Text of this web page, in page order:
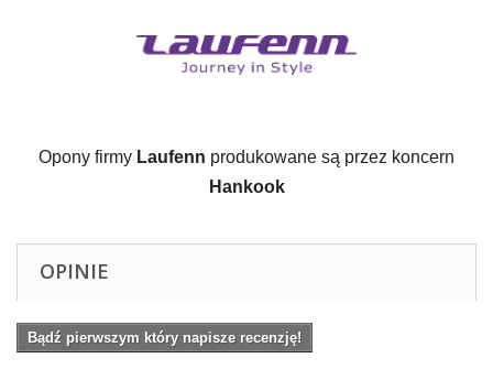
Opony firmy Laufenn
Hankook
OPINIE
Bądź pierwszym który napisze recenzję!